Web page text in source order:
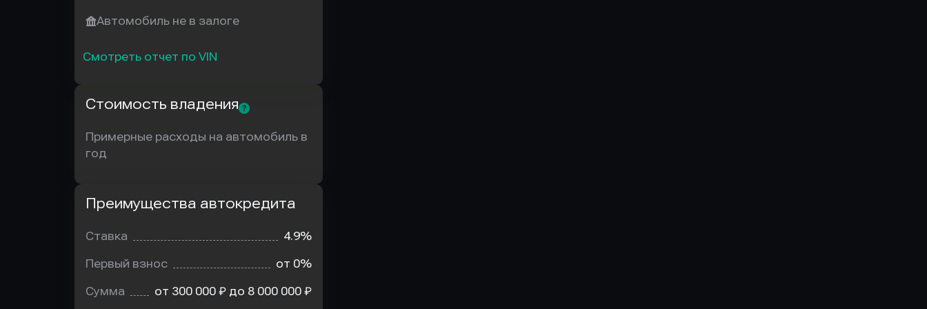
Автомобиль не в залоге
Смотреть отчет по VIN
Стоимость владения
Примерные расходы на автомобиль в
год
Преимущества автокредита
Ставка 4.9%
Первый взнос от 0%
Сумма от 300 000 ₽ до 8 000 000 ₽